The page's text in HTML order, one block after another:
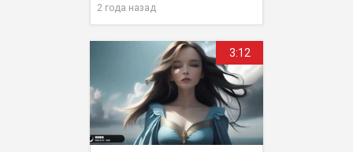
2 года назад
3:12